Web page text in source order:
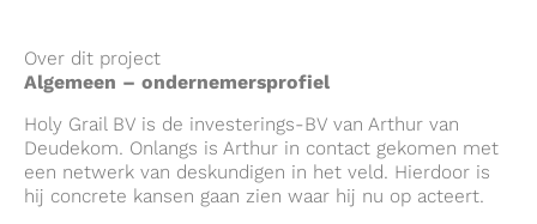
Over dit project
Algemeen – ondernemersprofiel
Holy Grail BV is de investerings-BV van Arthur van
Deudekom. Onlangs is Arthur in contact gekomen met
een netwerk van deskundigen in het veld. Hierdoor is
hij concrete kansen gaan zien waar hij nu op acteert.